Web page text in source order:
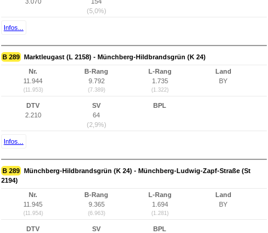
(5,0%)
Infos...
B 289 Marktleugast (L 2158) - Münchberg-Hildbrandsgrün (K 24)
Nr.
11.944
(11.953)
B-Rang
9.792
(7.389)
L-Rang
1.735
(1.322)
Land
BY
DTV
2.210
SV
64
(2,9%)
BPL
Infos...
B 289 Münchberg-Hildbrandsgrün (K 24) - Münchberg-Ludwig-Zapf-Straße (St
2194)
Nr.
11.945
(11.954)
B-Rang
9.365
(6.963)
L-Rang
1.694
(1.281)
Land
BY
DTV
SV
BPL